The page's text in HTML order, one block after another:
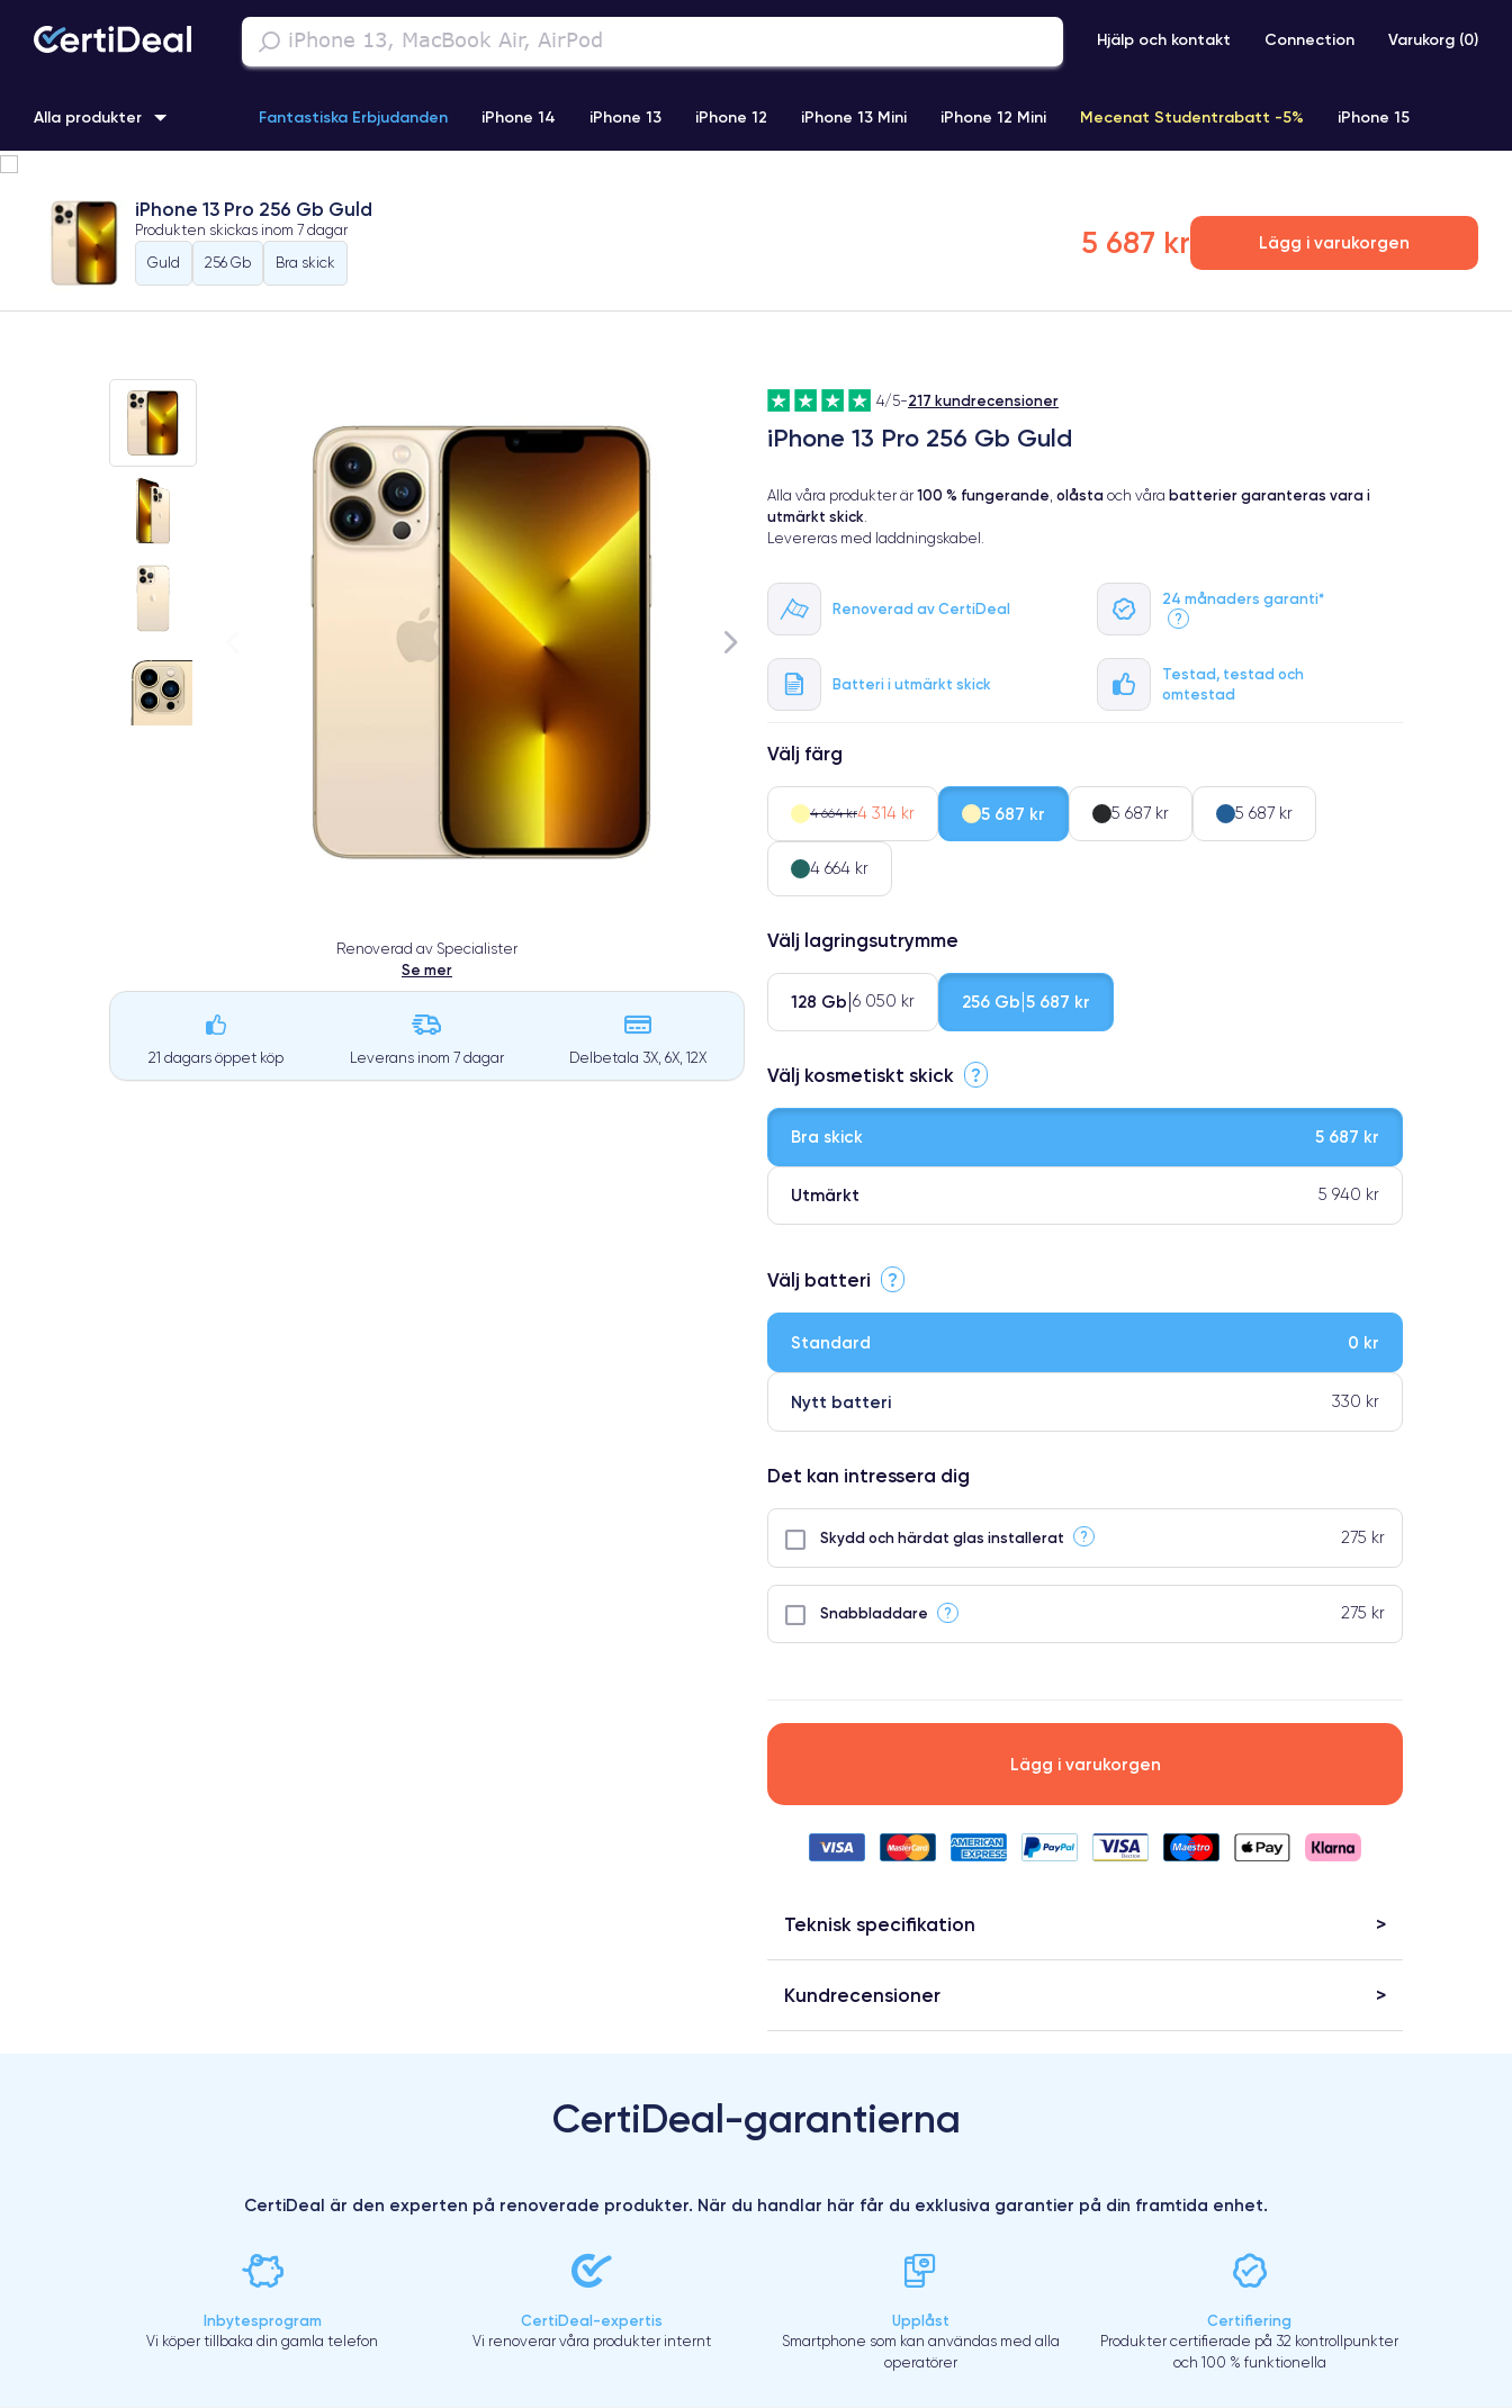
Hjälp och kontakt Connection Varukorg (0)
Alla produkter Fantastiska Erbjudanden iPhone 14 iPhone 13 iPhone 12 iPhone 13 Mini iPhone 12 Mini Mecenat Studentrabatt -5% iPhone 15
iPhone 11 Pro iPhone 15 Pro
iPhone 13 Pro 256 Gb Guld
Produkten skickas inom 7 dagar
Guld
256 Gb Bra skick
5 687 kr Lägg i varukorgen
Renoverad av Specialister
Se mer
21 dagars öppet köp Leverans inom 7 dagar Delbetala 3X, 6X, 12X
4/5-217 kundrecensioner
iPhone 13 Pro 256 Gb Guld
Alla våra produkter är 100 % fungerande olåsta och våra batterier garanteras vara i
utmärkt skick
Levereras med laddningskabel.
Renoverad av CertiDeal
24 månaders garanti*
?
Batteri i utmärkt skick
Testad, testad och
omtestad
Välj färg
4 664 kr4 314 kr 5 687 kr 5 687 kr 5 687 kr
4 664 kr
Välj lagringsutrymme
128 Gb 6 050 kr 256 Gb 5 687 kr
Välj kosmetiskt skick ?
Bra skick 5 687 kr
Utmärkt 5 940 kr
⭐ Premium
Välj batteri ?
Standard 0 kr
Nytt batteri 330 kr
Det kan intressera dig
Skydd och härdat glas installerat ? 275 kr
Snabbladdare ? 275 kr
Lägg i varukorgen
Teknisk specifikation
Kundrecensioner
CertiDeal-garantierna
CertiDeal är den experten på renoverade produkter. När du handlar här får du exklusiva garantier på din framtida enhet.
Inbytesprogram
Vi köper tillbaka din gamla telefon
CertiDeal-expertis
Vi renoverar våra produkter internt
Upplåst
Smartphone som kan användas med alla
operatörer
Certifiering
Produkter certifierade på 32 kontrollpunkter
och 100 % funktionella